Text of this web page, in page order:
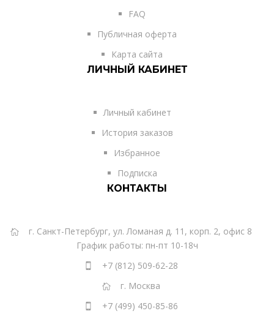
FAQ
Публичная оферта
Карта сайта
ЛИЧНЫЙ КАБИНЕТ
Личный кабинет
История заказов
Избранное
Подписка
КОНТАКТЫ
г. Санкт-Петербург, ул. Ломаная д. 11, корп. 2, офис 8
График работы: пн-пт 10-18ч
+7 (812) 509-62-28
г. Москва
+7 (499) 450-85-86